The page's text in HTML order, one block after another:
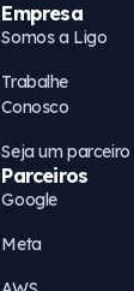
Empresa
Somos a Ligo
Trabalhe
Conosco
Seja um parceiro
Parceiros
Google
Meta